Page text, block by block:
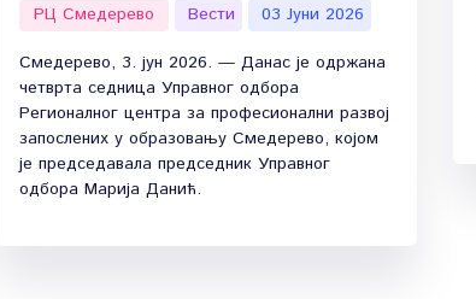
РЦ Смедерево Вести
03 Јуни 2026
Смедерево, 3. јун 2026. — Данас је одржана
четврта седница Управног одбора
Регионалног центра за професионални развој
запослених у образовању Смедерево, којом
је председавала председник Управног
одбора Марија Данић.